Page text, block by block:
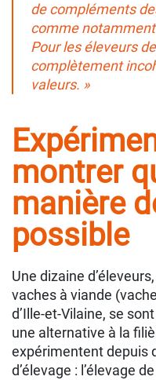
de compléments
comme
Pour les éleveurs
complètement
valeurs. »
montrer
manière
possible
Une dizaine
vaches à viande
d’Ille-et-Vilaine, se
une alternative à la
expérimentent depuis
d’élevage : l’élevage